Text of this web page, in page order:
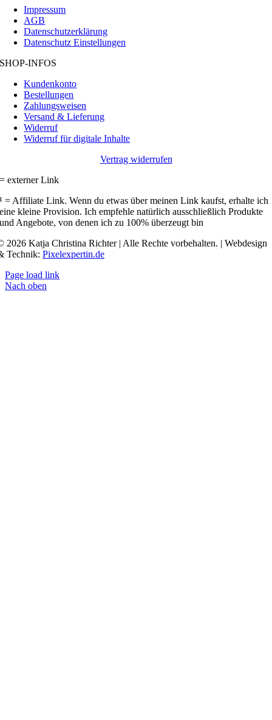
Impressum
AGB
Datenschutzerklärung
Datenschutz Einstellungen
SHOP-INFOS
Kundenkonto
Bestellungen
Zahlungsweisen
Versand & Lieferung
Widerruf
Widerruf für digitale Inhalte
Vertrag widerrufen
= externer Link
¹ = Affiliate Link. Wenn du etwas über meinen Link kaufst, erhalte ich
eine kleine Provision. Ich empfehle natürlich ausschließlich Produkte
und Angebote, von denen ich zu 100% überzeugt bin
2026 Katja Christina Richter | Alle Rechte vorbehalten. | Webdesign
Technik:Pixelexpertin.de
Page load link
Nach oben